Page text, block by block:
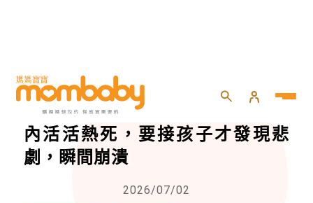
HOME 嬰兒 嬰兒照護
父親忘記送托，18個月男童遭留車
內活活熱死，要接孩子才發現悲
劇，瞬間崩潰
2026/07/02